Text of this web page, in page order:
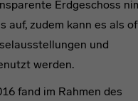
Erdgeschoss
auf, zudem kann es als
und
werden.
fand im Rahmen des